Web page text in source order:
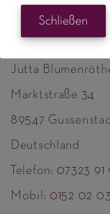
Schließen
Biohof Albobst /
Hans Dieter
Jutta
Marktstraße 34
89547
Deutschland
Telefon: 07323
Mobil: 0152 02